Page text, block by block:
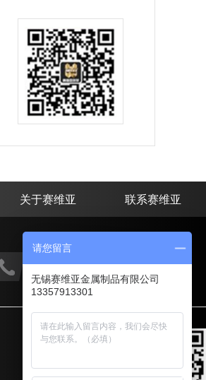
关于赛维亚 联系赛维亚
133-5791-3301
请您留言
无锡赛维亚金属制品有限公司
13357913301